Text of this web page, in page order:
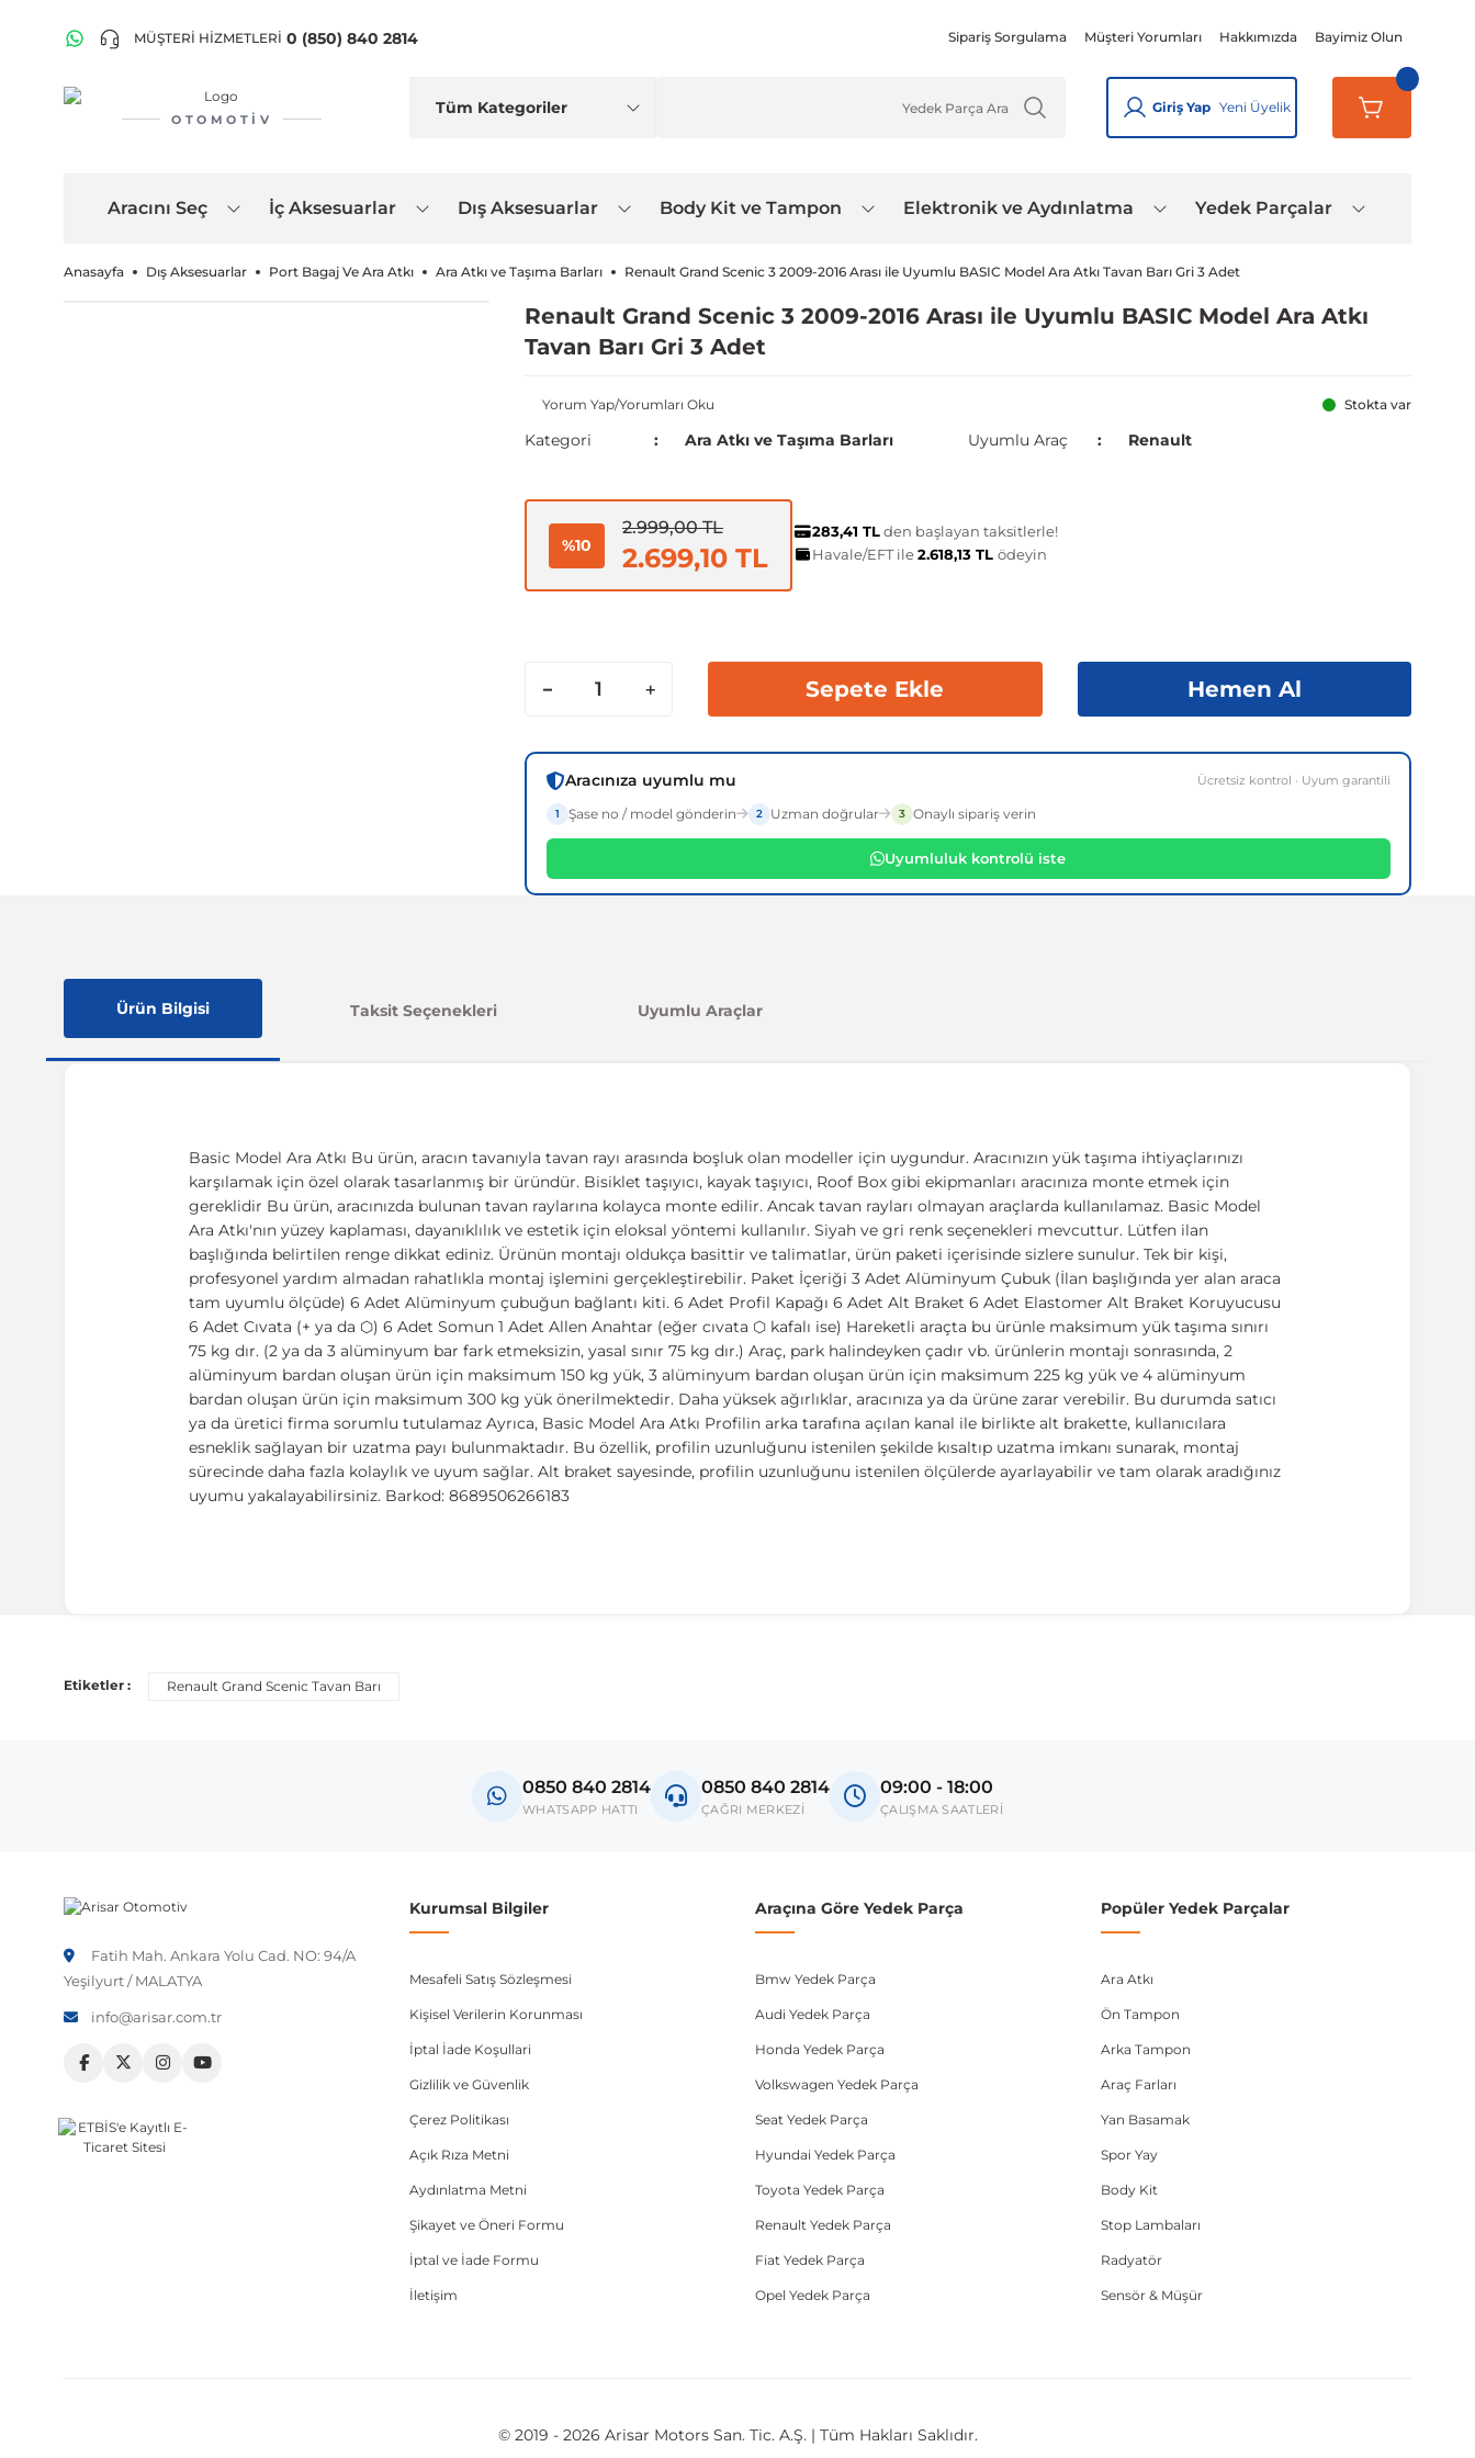
MÜŞTERİ HİZMETLERİ 0 (850) 840 2814 Sipariş Sorgulama Müşteri Yorumları Hakkımızda Bayimiz Olun
OTOMOTIV
Giriş Yap Yeni Üyelik
Aracını Seç İç Aksesuarlar Dış Aksesuarlar Body Kit ve Tampon Elektronik ve Aydınlatma Yedek Parçalar
Anasayfa Dış Aksesuarlar Port Bagaj Ve Ara Atkı Ara Atkı ve Taşıma Barları Renault Grand Scenic 3 2009-2016 Arası ile Uyumlu BASIC Model Ara Atkı Tavan Barı Gri 3 Adet
Renault Grand Scenic 3 2009-2016 Arası ile Uyumlu BASIC Model Ara Atkı
Tavan Barı Gri 3 Adet
Yorum Yap/Yorumları Oku Stokta var
Kategori Ara Atkı ve Taşıma Barları Uyumlu Araç Renault
%10
2.999,00 TL
2.699,10 TL
283,41 TLden başlayan taksitlerle!
Havale/EFT ile2.618,13 TL ödeyin
Sepete Ekle Hemen Al
Aracınıza uyumlu mu Ücretsiz kontrol · Uyum garantili
1 Şase no / model gönderin 2 Uzman doğrular 3 Onaylı sipariş verin
Uyumluluk kontrolü iste
Ürün Bilgisi Taksit Seçenekleri Uyumlu Araçlar
Basic Model Ara Atkı Bu ürün, aracın tavanıyla tavan rayı arasında boşluk olan modeller için uygundur. Aracınızın yük taşıma ihtiyaçlarınızı
karşılamak için özel olarak tasarlanmış bir üründür. Bisiklet taşıyıcı, kayak taşıyıcı, Roof Box gibi ekipmanları aracınıza monte etmek için
gereklidir Bu ürün, aracınızda bulunan tavan raylarına kolayca monte edilir. Ancak tavan rayları olmayan araçlarda kullanılamaz. Basic Model
Ara Atkı'nın yüzey kaplaması, dayanıklılık ve estetik için eloksal yöntemi kullanılır. Siyah ve gri renk seçenekleri mevcuttur. Lütfen ilan
başlığında belirtilen renge dikkat ediniz. Ürünün montajı oldukça basittir ve talimatlar, ürün paketi içerisinde sizlere sunulur. Tek bir kişi,
profesyonel yardım almadan rahatlıkla montaj işlemini gerçekleştirebilir. Paket İçeriği 3 Adet Alüminyum Çubuk (İlan başlığında yer alan araca
tam uyumlu ölçüde) 6 Adet Alüminyum çubuğun bağlantı kiti. 6 Adet Profil Kapağı 6 Adet Alt Braket 6 Adet Elastomer Alt Braket Koruyucusu
6 Adet Cıvata (+ ya da ⬡) 6 Adet Somun 1 Adet Allen Anahtar (eğer cıvata ⬡ kafalı ise) Hareketli araçta bu ürünle maksimum yük taşıma sınırı
75 kg dır. (2 ya da 3 alüminyum bar fark etmeksizin, yasal sınır 75 kg dır.) Araç, park halindeyken çadır vb. ürünlerin montajı sonrasında, 2
alüminyum bardan oluşan ürün için maksimum 150 kg yük, 3 alüminyum bardan oluşan ürün için maksimum 225 kg yük ve 4 alüminyum
bardan oluşan ürün için maksimum 300 kg yük önerilmektedir. Daha yüksek ağırlıklar, aracınıza ya da ürüne zarar verebilir. Bu durumda satıcı
ya da üretici firma sorumlu tutulamaz Ayrıca, Basic Model Ara Atkı Profilin arka tarafına açılan kanal ile birlikte alt brakette, kullanıcılara
esneklik sağlayan bir uzatma payı bulunmaktadır. Bu özellik, profilin uzunluğunu istenilen şekilde kısaltıp uzatma imkanı sunarak, montaj
sürecinde daha fazla kolaylık ve uyum sağlar. Alt braket sayesinde, profilin uzunluğunu istenilen ölçülerde ayarlayabilir ve tam olarak aradığınız
uyumu yakalayabilirsiniz. Barkod: 8689506266183
Araç üreticileri aynı model yılı içerisinde farklı donanım ve kasa tipleri kullanabilmektedir. Sipariş vermeden önce OEM numarası veya şasi numarası ile uyumluluğu kontrol
Etiketler : Renault Grand Scenic Tavan Barı
0850 840 2814
WHATSAPP HATTI
0850 840 2814
ÇAĞRI MERKEZİ
09:00 - 18:00
ÇALIŞMA SAATLERİ
Fatih Mah. Ankara Yolu Cad. NO: 94/A
Yeşilyurt / MALATYA
info@arisar.com.tr
Kurumsal Bilgiler
Mesafeli Satış Sözleşmesi
Kişisel Verilerin Korunması
İptal İade Koşullari
Gizlilik ve Güvenlik
Çerez Politikası
Açık Rıza Metni
Aydınlatma Metni
Şikayet ve Öneri Formu
İptal ve İade Formu
İletişim
Araçına Göre Yedek Parça
Bmw Yedek Parça
Audi Yedek Parça
Honda Yedek Parça
Volkswagen Yedek Parça
Seat Yedek Parça
Hyundai Yedek Parça
Toyota Yedek Parça
Renault Yedek Parça
Fiat Yedek Parça
Opel Yedek Parça
Popüler Yedek Parçalar
Ara Atkı
Ön Tampon
Arka Tampon
Araç Farları
Yan Basamak
Spor Yay
Body Kit
Stop Lambaları
Radyatör
Sensör & Müşür
© 2019 - 2026 Arisar Motors San. Tic. A.Ş. | Tüm Hakları Saklıdır.